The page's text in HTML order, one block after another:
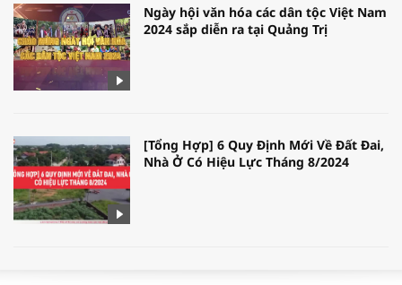
Ngày hội văn hóa các dân tộc Việt Nam
2024 sắp diễn ra tại Quảng Trị
[Tổng Hợp] 6 Quy Định Mới Về Đất Đai,
Nhà Ở Có Hiệu Lực Tháng 8/2024